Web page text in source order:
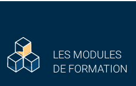
LES MODULES
DE FORMATION